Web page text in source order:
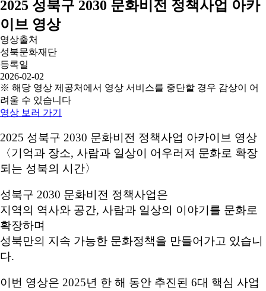
2025 성북구 2030 문화비전 정책사업 아카
이브 영상
영상출처
성북문화재단
등록일
2026-02-02
※ 해당 영상 제공처에서 영상 서비스를 중단할 경우 감상이 어
려울 수 있습니다
영상 보러 가기
2025 성북구 2030 문화비전 정책사업 아카이브 영상
〈기억과 장소, 사람과 일상이 어우러져 문화로 확장
되는 성북의 시간〉
성북구 2030 문화비전 정책사업은
지역의 역사와 공간, 사람과 일상의 이야기를 문화로
확장하며
성북만의 지속 가능한 문화정책을 만들어가고 있습니
다.
이번 영상은 2025년 한 해 동안 추진된 6대 핵심 사업